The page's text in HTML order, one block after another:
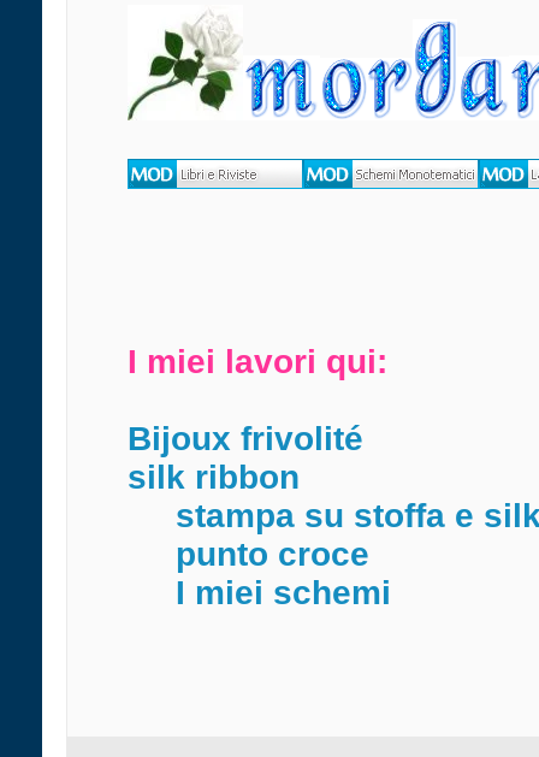
I miei lavori qui:
Bijoux frivolité
silk ribbon
stampa su stoffa e
punto croce
I miei schemi